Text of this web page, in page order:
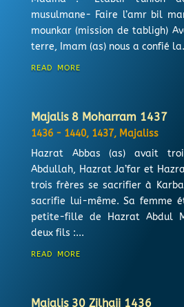
musulmane- Faire l’amr bil
mounkar (mission de tabligh)
terre, Imam (as) nous a confié
read more
Majalis 8 Moharram 1437
1436 - 1440, 1437, Majaliss
Hazrat Abbas (as) avait
Abdullah, Hazrat Ja’far et
trois frères se sacrifier à
sacrifie lui-même. Sa femme
petite-fille de Hazrat Abdul
deux fils :...
read more
Majalis 30 Zilhajj 1436